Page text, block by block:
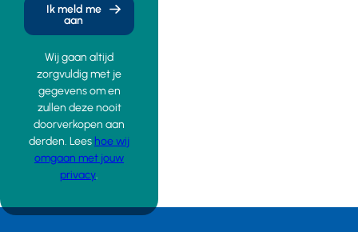
Ik meld me
aan
Wij gaan altijd
zorgvuldig met je
gegevens om en
zullen deze nooit
doorverkopen aan
derden. Lees hoe wij
omgaan met jouw
privacy.